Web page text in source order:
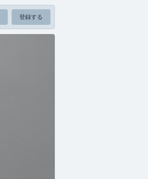
登録する